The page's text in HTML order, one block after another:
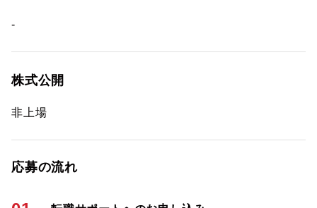
-
株式公開
非上場
応募の流れ